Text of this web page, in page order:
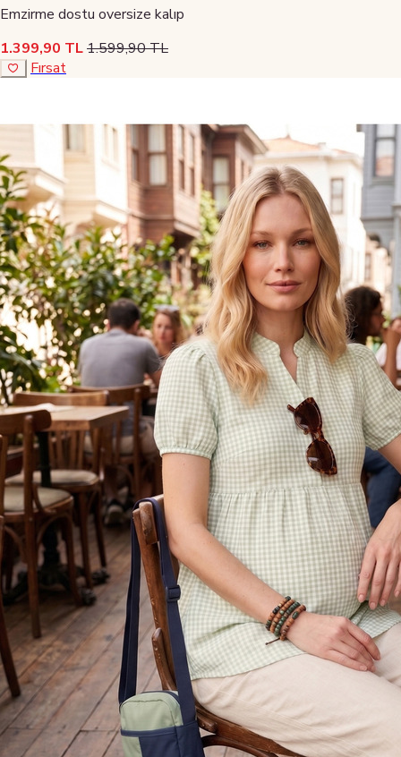
Emzirme dostu oversize kalıp
1.399,90 TL1.599,90 TL
Fırsat